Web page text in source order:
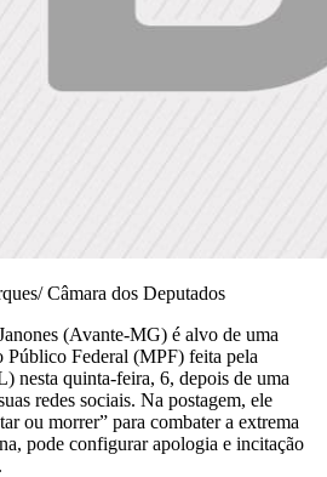
Câmara dos Deputados
(Avante-MG) é alvo de uma
Público Federal (MPF) feita pela
nesta quinta-feira, 6, depois de uma
redes sociais. Na postagem, ele
ou morrer” para combater a extrema
pode configurar apologia e incitação